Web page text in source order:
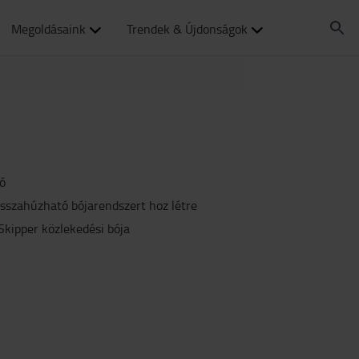
Megoldásaink Trendek & Újdonságok
bójarendszert hoz létre
közlekedési bója